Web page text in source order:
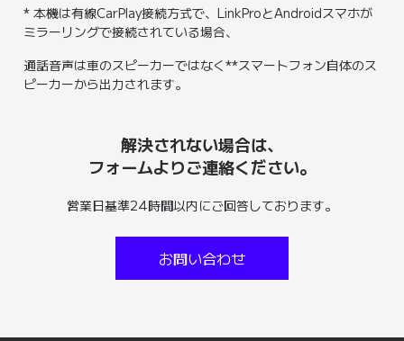
* 本機は有線CarPlay接続方式で、LinkProとAndroidスマホが
ミラーリングで接続されている場合、
通話音声は車のスピーカーではなく**スマートフォン自体のス
ピーカーから出力されます。
解決されない場合は、
フォームよりご連絡ください。
営業日基準24時間以内にご回答しております。
お問い合わせ